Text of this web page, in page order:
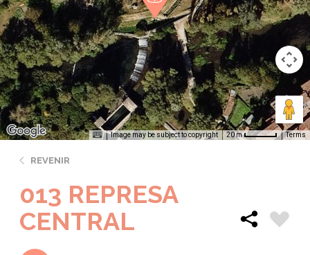
Image may be subject to copyright 20 m Terms
REVENIR
013 REPRESA
CENTRAL